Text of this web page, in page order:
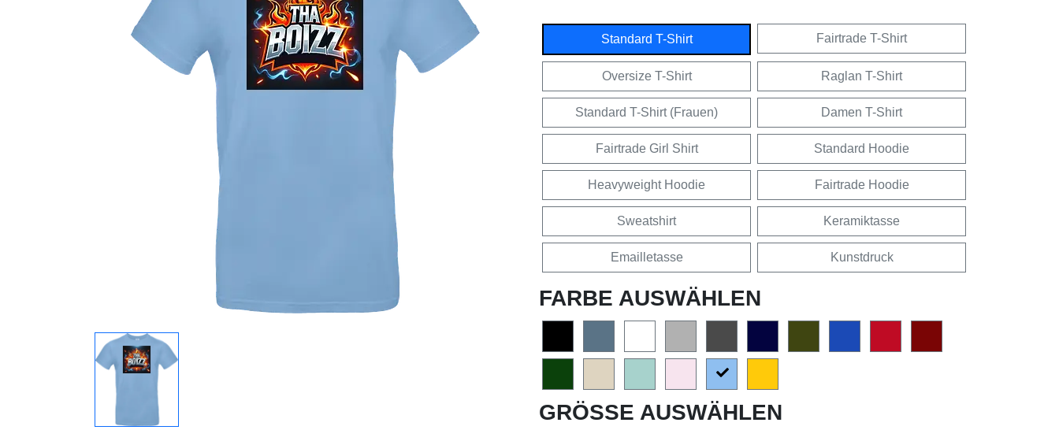
Standard T-Shirt Fairtrade T-Shirt
Oversize T-Shirt Raglan T-Shirt
Standard T-Shirt (Frauen) Damen T-Shirt
Fairtrade Girl Shirt Standard Hoodie
Heavyweight Hoodie Fairtrade Hoodie
Sweatshirt Keramiktasse
Emailletasse Kunstdruck
FARBE AUSWÄHLEN
GRÖSSE AUSWÄHLEN